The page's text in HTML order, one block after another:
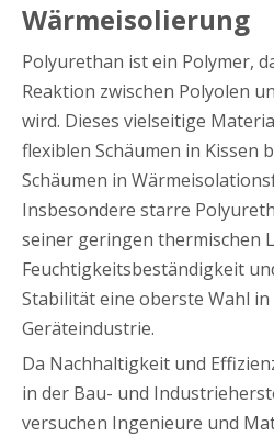
Wärmeisolierung
Polyurethan ist ein Polymer,
Reaktion zwischen Polyolen
wird. Dieses vielseitige
flexiblen Schäumen in Kissen
Schäumen in
Insbesondere starre
seiner geringen thermischen
Feuchtigkeitsbeständigkeit
Stabilität eine oberste Wahl
Geräteindustrie.
Da Nachhaltigkeit und
in der Bau- und
versuchen Ingenieure und